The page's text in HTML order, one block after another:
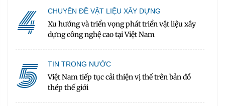
4 CHUYÊN ĐỀ VẬT LIỆU XÂY DỰNG
Xu hướng và triển vọng phát triển vật liệu xây
dựng công nghệ cao tại Việt Nam
5 TIN TRONG NƯỚC
Việt Nam tiếp tục cải thiện vị thế trên bản đồ
thép thế giới